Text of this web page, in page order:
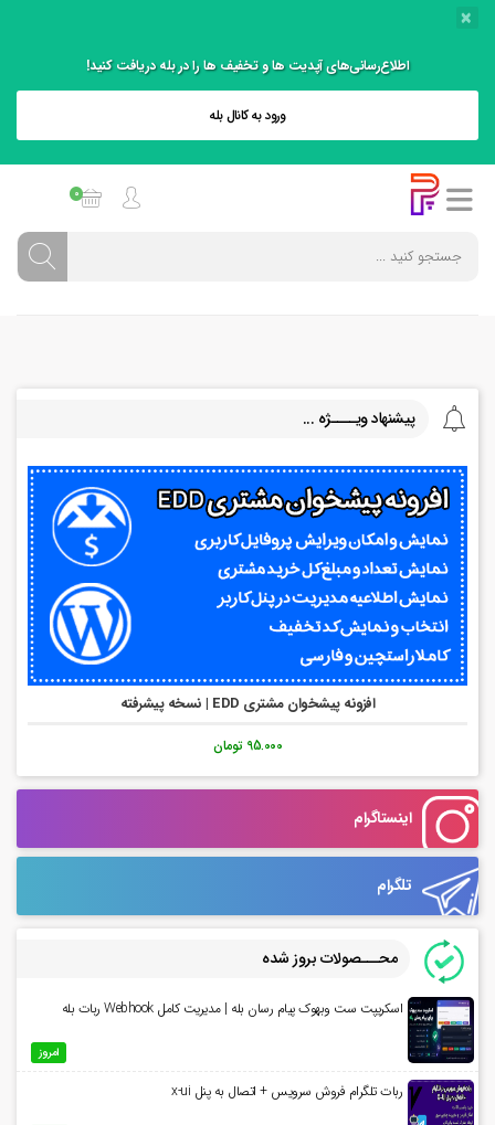
×
اطلاع‌رسانی‌های آپدیت ها و تخفیف ها را در بله دریافت کنید!
ورود به کانال بله
0
پیشنهاد ویــــژه ...
افزونه پیشخوان مشتری EDD | نسخه پیشرفته
95.000 تومان
اینستاگرام
تلگرام
محـــصولات بروز شده
اسکریپت ست وبهوک پیام رسان بله | مدیریت کامل Webhook ربات بله
امروز
ربات تلگرام فروش سرویس + اتصال به پنل x-ui